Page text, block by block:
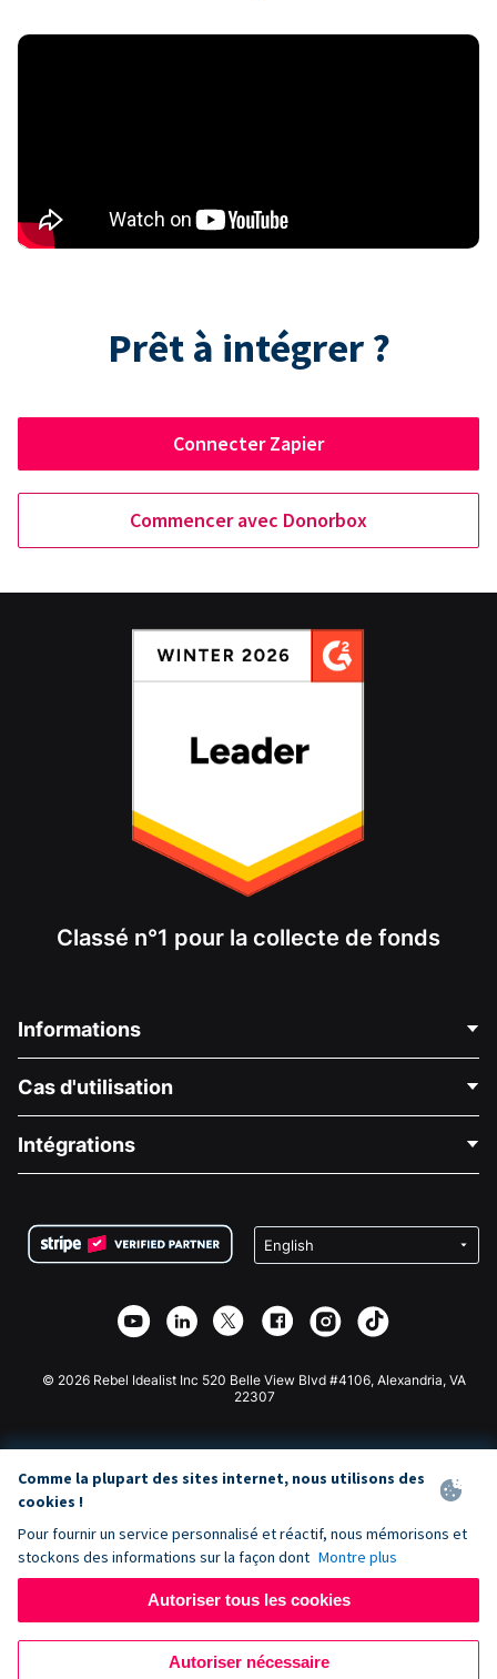
Prêt à intégrer ?
Connecter Zapier
Commencer avec Donorbox
Classé n°1 pour la collecte de fonds
Informations
À propos de nous
Carrières
Confidentialité
Partenariat d'affiliation
Bibliothèque
Cas d'utilisation
Collecte de fonds médicale
Collecte de fonds caritative
Intégrations
Plugin de don Wix
Application de don Webflow
Don Joomla
© 2026 Rebel Idealist Inc 520 Belle View Blvd #4106, Alexandria, VA
22307
Comme la plupart des sites internet, nous utilisons des
cookies !
Pour fournir un service personnalisé et réactif, nous mémorisons et
stockons des informations sur la façon dont Montre plus
Autoriser tous les cookies
Autoriser nécessaire